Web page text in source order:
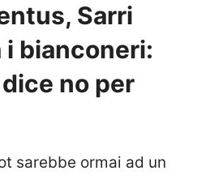
Sarri
bianconeri:
no per
sarebbe ormai ad un